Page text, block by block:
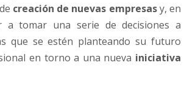
creación de nuevas empresasy, en
a tomar una serie de decisiones a
que se estén planteando su futuro
en torno a una nueva iniciativa